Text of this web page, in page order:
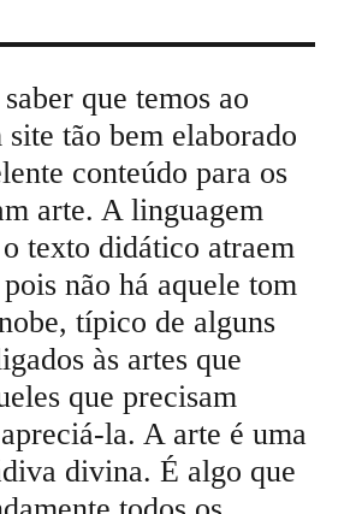
que temos ao
site tão bem elaborado
conteúdo para os
arte. A linguagem
texto didático atraem
não há aquele tom
típico de alguns
às artes que
que precisam
la. A arte é uma
divina. É algo que